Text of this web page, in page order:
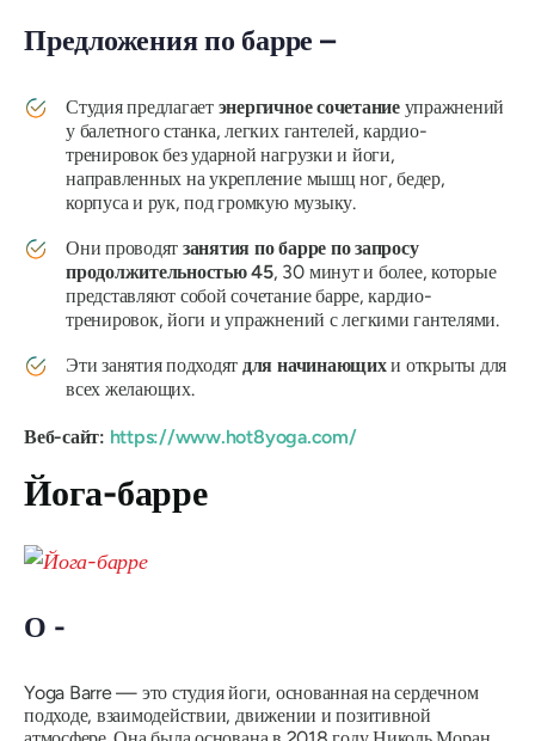
Предложения по барре –
Студия предлагаетэнергичное сочетание упражнений
у балетного станка, легких гантелей, кардио-
тренировок без ударной нагрузки и йоги,
направленных на укрепление мышц ног, бедер,
корпуса и рук, под громкую музыку.
Они проводят занятия по барре по запросу
продолжительностью 45, 30 минут и более, которые
представляют собой сочетание барре, кардио-
тренировок, йоги и упражнений с легкими гантелями.
Эти занятия подходят для начинающихи открыты для
всех желающих.
Веб-сайт: https://www.hot8yoga.com/
Йога-барре
О -
Yoga Barre — это студия йоги, основанная на сердечном
подходе, взаимодействии, движении и позитивной